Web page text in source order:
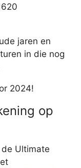
jaren en
in die nog
2024!
op
Ultimate